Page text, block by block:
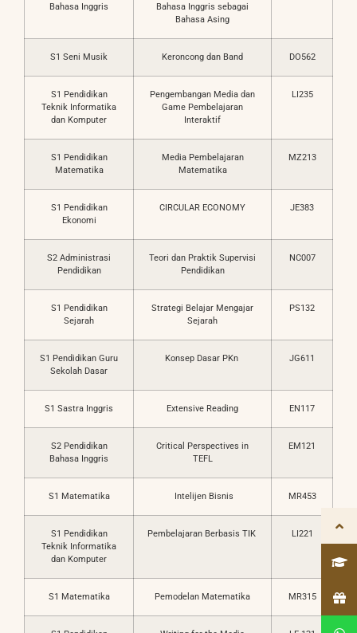
Bahasa Inggris
Bahasa Inggris sebagai
Bahasa Asing
S1 Seni Musik Keroncong dan Band DO562
S1 Pendidikan
Teknik Informatika
dan Komputer
Pengembangan Media dan
Game Pembelajaran
Interaktif
LI235
S1 Pendidikan
Matematika
Media Pembelajaran
Matematika
MZ213
S1 Pendidikan
Ekonomi
CIRCULAR ECONOMY JE383
S2 Administrasi
Pendidikan
Teori dan Praktik Supervisi
Pendidikan
NC007
S1 Pendidikan
Sejarah
Strategi Belajar Mengajar
Sejarah
PS132
S1 Pendidikan Guru
Sekolah Dasar
Konsep Dasar PKn JG611
S1 Sastra Inggris Extensive Reading EN117
S2 Pendidikan
Bahasa Inggris
Critical Perspectives in
TEFL
EM121
S1 Matematika Intelijen Bisnis MR453
S1 Pendidikan
Teknik Informatika
dan Komputer
Pembelajaran Berbasis TIK LI221
S1 Matematika Pemodelan Matematika MR315